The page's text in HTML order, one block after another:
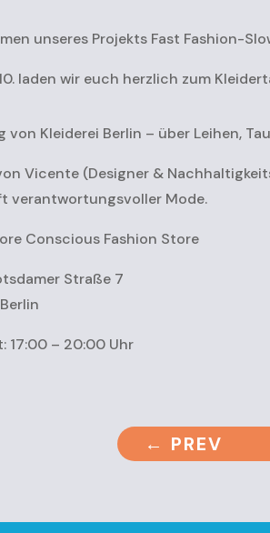
unseres Projekts Fast Fashion-
laden wir euch herzlich zum
von Kleiderei Berlin – über Leihen,
Vicente (Designer &
verantwortungsvoller Mode.
Conscious Fashion Store
Straße 7
17:00 – 20:00 Uhr
← PREV